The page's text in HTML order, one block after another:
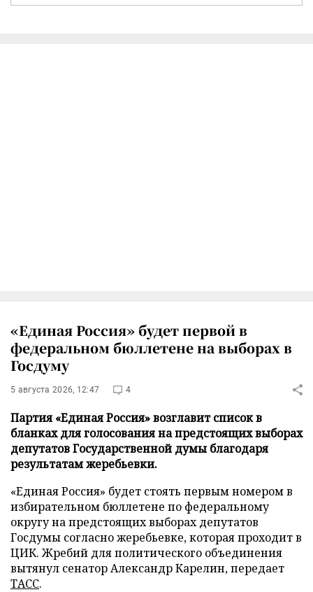
«Единая Россия» будет первой в
федеральном бюллетене на выборах в
Госдуму
5 августа 2026, 12:47 4
Партия «Единая Россия» возглавит список в
бланках для голосования на предстоящих выборах
депутатов Государственной думы благодаря
результатам жеребьевки.
«Единая Россия» будет стоять первым номером в
избирательном бюллетене по федеральному
округу на предстоящих выборах депутатов
Госдумы согласно жеребьевке, которая проходит в
ЦИК. Жребий для политического объединения
вытянул сенатор Александр Карелин, передает
ТАСС.